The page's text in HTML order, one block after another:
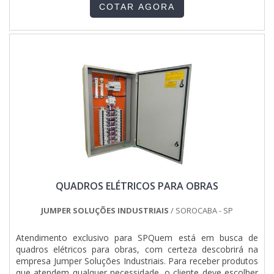
uma equipe multidisciplinar de consultores associados e
profissionais com vasta experiência nas diversas áreas de
atuação, garantem o sucesso de cada cliente de ponta a
GARANTE UMA SÉRIE DE DIFERENCIAISDe modo genérico e
especializados e.
COTAR AGORA
QUADROS ELÉTRICOS PARA OBRAS
JUMPER SOLUÇÕES INDUSTRIAIS / SOROCABA - SP
Atendimento exclusivo para SPQuem está em busca de
quadros elétricos para obras, com certeza descobrirá na
empresa Jumper Soluções Industriais. Para receber produtos